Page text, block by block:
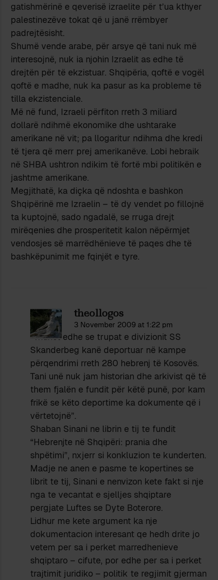
gatishmërinë e qeverisë izraelite për t’ua kthyer
palestinezëve tokat që u janë rrëmbyer
padrejtësisht.
Shumë vende arabe, për arsye që tani nuk më
interesojnë, nuk ia njohin Izraelit as edhe të
drejtën për të ekzistuar. Shqipëria, qoftë e vogël
qoftë e madhe, nuk ka pasur as ka probleme të
tilla ekzistenciale.
Më në fund, Izraeli përfiton rreth 3 miliard
dollarë ndihmë ekonomike dhe ushtarake
amerikane në vit; pa llogaritur ndihma dhe kredi
të tjera që merr prej amerikanëve. Lobi hebraik
në SHBA ushtron ndikim të fortë mbi politikën e
jashtme amerikane.
Megjithatë, ka diçka që ndoshta e bashkon
Shqipërinë me Izraelin – të dy vendet po fillojnë
ta kuptojnë, sado ngadalë, se rruga drejt
mirëqenies dhe prosperitetit kalon nëpërmjet
vendosjes së marrëdhënieve të paqes dhe të
bashkëpunimit me fqinjët e tyre.
theollogos
3 November 2009 at 1:22 pm
“Thuhet edhe se trupat e divizionit SS
Skanderbeg kanë deportuar në kampe
përqendrimi rreth 280 hebrenj të Kosovës.
Tani unë nuk jam historian dhe arkivist që të
them fjalën e fundit për këtë punë, por kam
frikë se këto deportime ka dokumente që i
vërtetojnë”.
Shaban Sinani ne librin e tij te fundit
“Hebrenjte në Shqipëri: prania dhe
shpëtimi”, nxjerr si konkluzion te kunderten.
Madje ne anen e pasme te kopertines se
librit te tij, Sinani e nenvizon kete fakt si nje
nga te vecantat e sjelljes shqiptare
pergjate Luftes se Dyte Boterore.
Lidhur me kete argument ka nje
dokumentacion interesant qe hedh drite jo
vetem per sa i perket marredhenieve
shqiptaro – cifute, por edhe per sa i perket
trajtimit juridiko – politik te regjimit gjerman